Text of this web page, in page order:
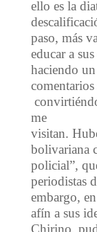
ello es la
paso, más
educar a
haciendo
me
visitan.
bolivariana
policial”,
periodistas
embargo,
afín a sus
Chirino,